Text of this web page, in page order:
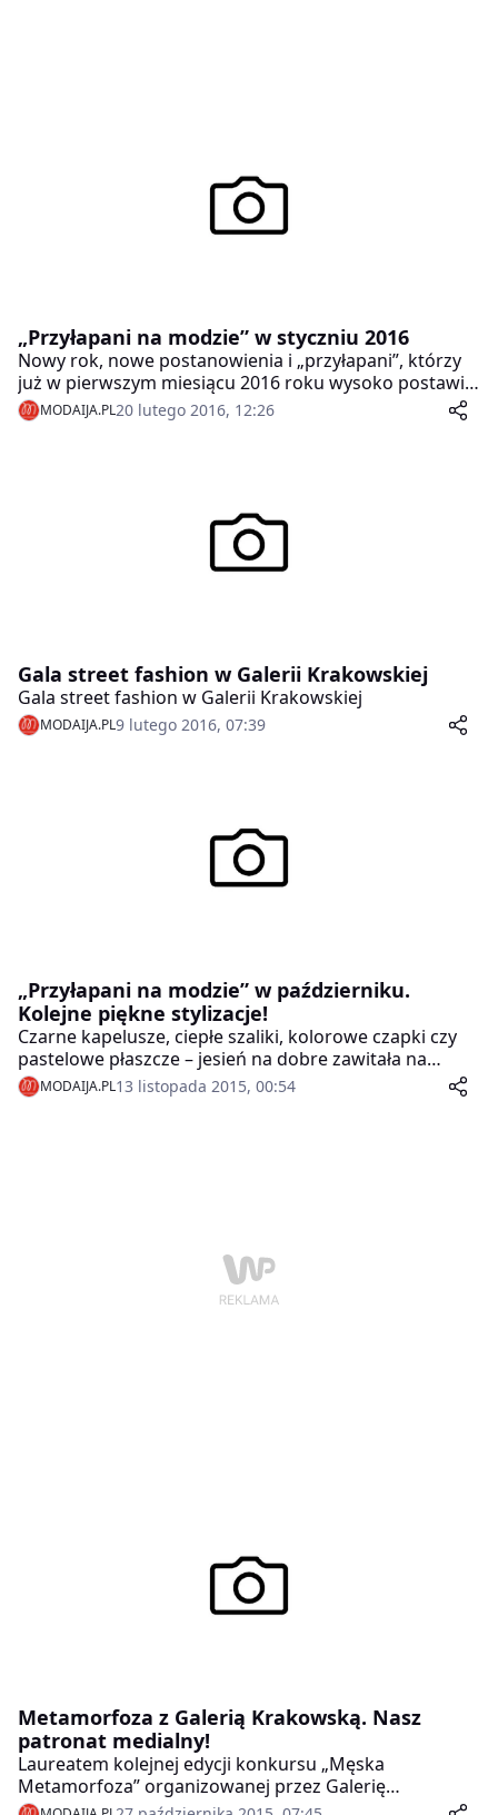
„Przyłapani na modzie” w styczniu 2016
Nowy rok, nowe postanowienia i „przyłapani”, którzy
już w pierwszym miesiącu 2016 roku wysoko postawili
poprzeczkę. W styczniowej akcji dominowały czernie,
beże i szarości, ożywione kolorowymi dodatkami.
MODAIJA.PL20 lutego 2016, 12:26
Gala street fashion w Galerii Krakowskiej
Gala street fashion w Galerii Krakowskiej
MODAIJA.PL9 lutego 2016, 07:39
„Przyłapani na modzie” w październiku.
Kolejne piękne stylizacje!
Czarne kapelusze, ciepłe szaliki, kolorowe czapki czy
pastelowe płaszcze – jesień na dobre zawitała na
krakowskie ulice. Wbrew pozorom jesień może być
kolorowa i to właśnie udowodnili uczestnicy akcji
MODAIJA.PL13 listopada 2015, 00:54
Metamorfoza z Galerią Krakowską. Nasz
patronat medialny!
Laureatem kolejnej edycji konkursu „Męska
Metamorfoza” organizowanej przez Galerię
Krakowską został Grzegorz. Jak napisał w zgłoszeniu: